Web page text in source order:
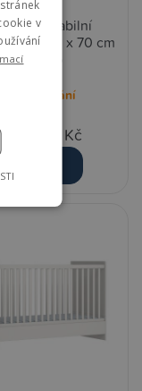
Variabilní
Mia 140 x 70 cm
- PopUp
Na objednání
690,00 Kč
v